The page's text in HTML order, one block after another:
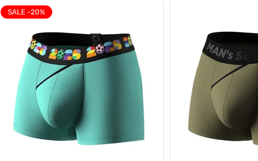
SALE -20%